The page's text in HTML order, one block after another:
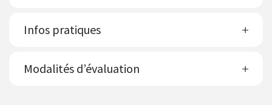
Infos pratiques
Modalités d’évaluation